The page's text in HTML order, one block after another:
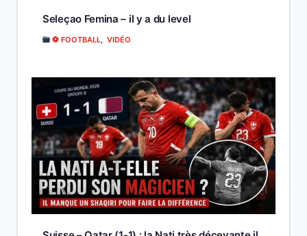
Seleçao Femina – il y a du level
⚽ FOOTBALL, VIDÉO